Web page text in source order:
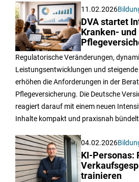
11.02.2026
DVA startet
Kranken- und
Regulatorische Veränderungen,
Leistungsentwicklungen und
erhöhen die Anforderungen in der
Pflegeversicherung. Die Deutsche
reagiert darauf mit einem neuen
Inhalte kompakt und praxisnah
04.02.2026
KI-Personas:
trainieren